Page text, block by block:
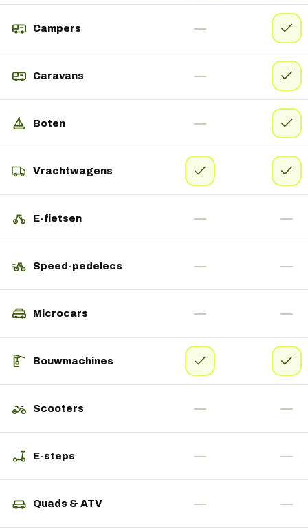
Campers
Caravans
Boten
Vrachtwagens
E-fietsen
Speed-pedelecs
Microcars
Bouwmachines
Scooters
E-steps
Quads & ATV